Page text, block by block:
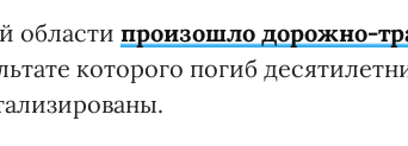
области произошло дорожно-
которого погиб